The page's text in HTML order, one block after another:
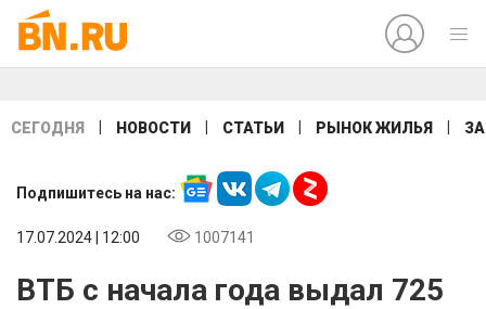
СЕГОДНЯ НОВОСТИ СТАТЬИ РЫНОК ЖИЛЬЯ
Подпишитесь на нас:
17.07.2024 | 12:00 1007141
ВТБ с начала года выдал 725